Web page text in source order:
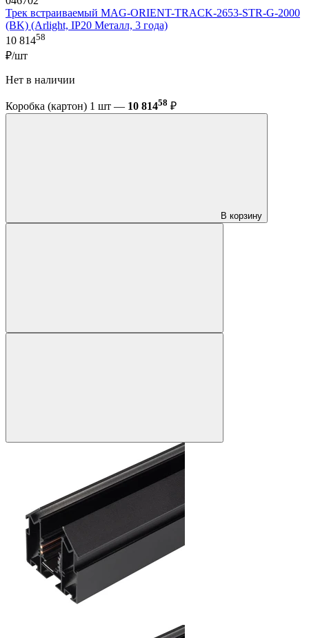
Трек встраиваемый MAG-ORIENT-TRACK-2653-STR-G-2000
(BK) (Arlight, IP20 Металл, 3 года)
10 81458
₽/шт
Нет в наличии
Коробка (картон) 1 шт — 10 81458 ₽
В корзину